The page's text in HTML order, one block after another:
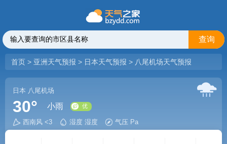
查询
首页 > 亚洲天气预报 > 日本天气预报 > 八尾机场天气预报
日本 八尾机场
30° 小雨
西南风 <3 湿度 湿度 气压 Pa